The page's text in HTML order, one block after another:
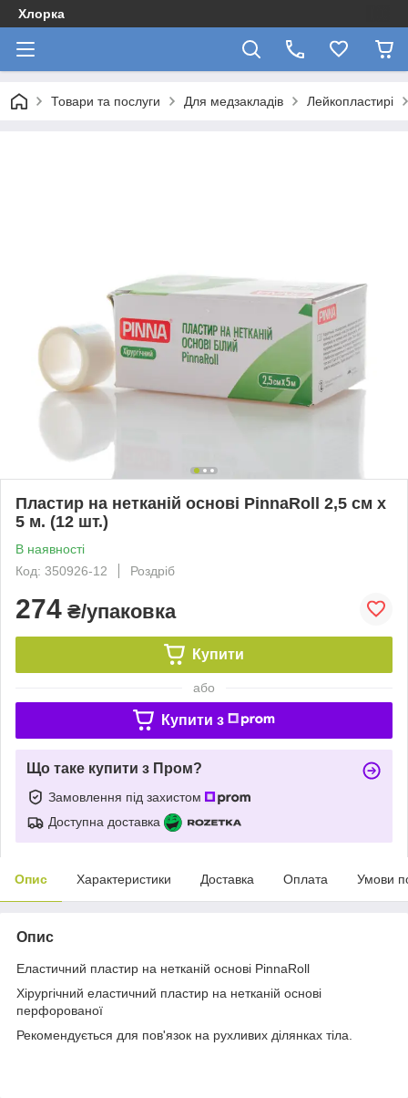
Хлорка
Товари та послуги Для медзакладів Лейкопластирі
Пластир на нетканій основі PinnaRoll 2,5 см х
5 м. (12 шт.)
В наявності
Код: 350926-12
Роздріб
274 ₴/упаковка
Купити
або
Купити з
Що таке купити з Пром?
Замовлення під захистом
Доступна доставка
Опис Характеристики Доставка Оплата Умови
Опис
Еластичний пластир на нетканій основі PinnaRoll
Хірургічний еластичний пластир на нетканій основі
перфорованої
Рекомендується для пов'язок на рухливих ділянках тіла.